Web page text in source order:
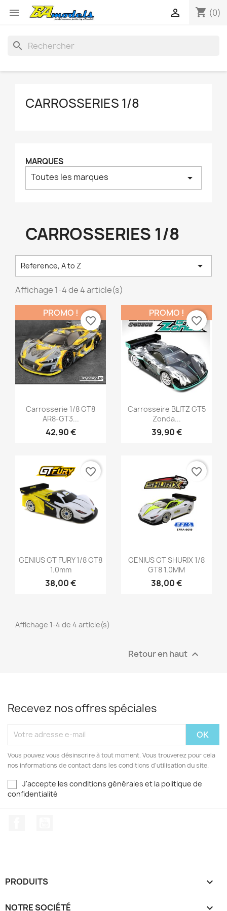
 shopping_cart (0)

search
CARROSSERIES 1/8
MARQUES
Toutes les marques arrow_drop_down
CARROSSERIES 1/8
Reference, A to Z 
Affichage 1-4 de 4 article(s)
Aperçu rapide
Carrosserie 1/8 GT8
AR8-GT3...
42,90 €
PROMO !
favorite_border
Aperçu rapide
Carrosseire BLITZ GT5
Zonda...
39,90 €
PROMO !
favorite_border
 Aperçu rapide
GENIUS GT FURY 1/8 GT8
1.0mm
38,00 €
favorite_border
Aperçu rapide
GENIUS GT SHURIX 1/8
GT8 1.0MM
38,00 €
favorite_border
Affichage 1-4 de 4 article(s)
Retour en haut 
Recevez nos offres spéciales
Vous pouvez vous désinscrire à tout moment. Vous trouverez pour cela
nos informations de contact dans les conditions d'utilisation du site.
J'accepte les conditions générales et la politique de
confidentialité
PRODUITS 
NOTRE SOCIÉTÉ 